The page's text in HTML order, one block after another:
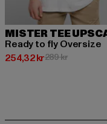
MISTER TEE
Ready to fly Oversize
254,32 kr
Nuvarande pris: 254,32 kr
289 kr